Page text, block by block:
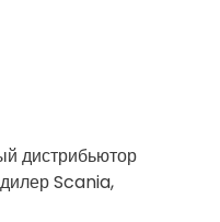
дистрибьютор
Scania,